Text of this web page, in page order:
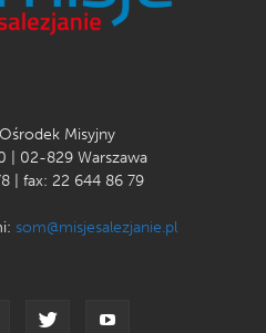
Misyjny
| 02-829 Warszawa
| fax: 22 644 86 79
som@misjesalezjanie.pl